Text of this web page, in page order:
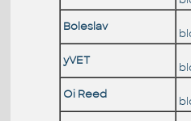
Boleslav
yVET
Oi Reed